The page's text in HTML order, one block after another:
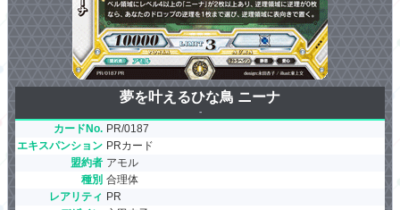
夢を叶えるひな鳥 ニーナ
-
カードNo. PR/0187
エキスパンション PRカード
盟約者 アモル
種別 合理体
レアリティ PR